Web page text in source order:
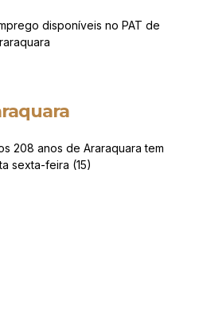
disponíveis no PAT de
208 anos de Araraquara tem
sexta-feira (15)